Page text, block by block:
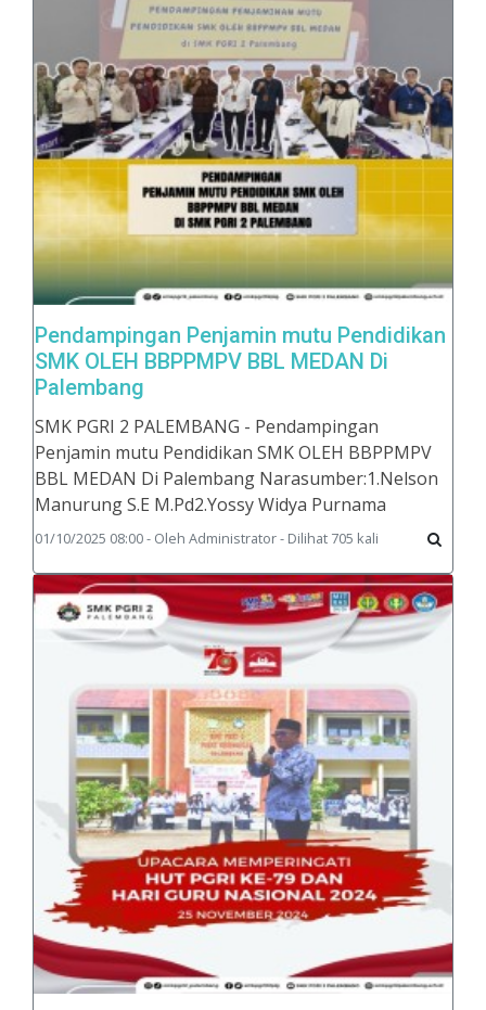
Pendampingan Penjamin mutu Pendidikan
SMK OLEH BBPPMPV BBL MEDAN Di
Palembang
SMK PGRI 2 PALEMBANG - Pendampingan
Penjamin mutu Pendidikan SMK OLEH BBPPMPV
BBL MEDAN Di Palembang Narasumber:1.Nelson
Manurung S.E M.Pd2.Yossy Widya Purnama
01/10/2025 08:00 - Oleh Administrator - Dilihat 705 kali